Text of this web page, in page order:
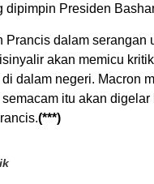
dipimpin Presiden
Prancis dalam serangan
akan memicu
dalam negeri. Macron
itu akan
(***)